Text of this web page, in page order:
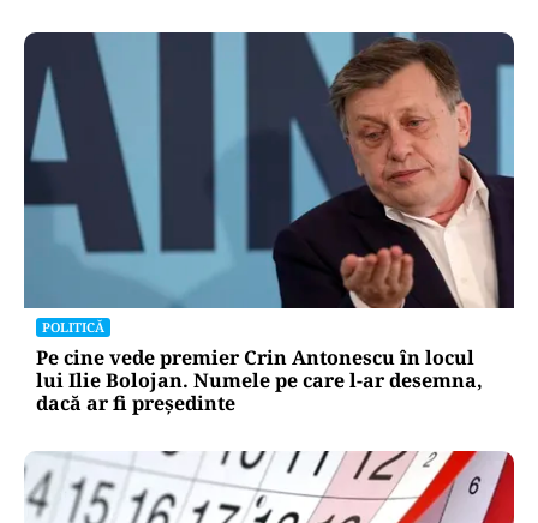
POLITICĂ
Pe cine vede premier Crin Antonescu în locul
lui Ilie Bolojan. Numele pe care l-ar desemna,
dacă ar fi președinte